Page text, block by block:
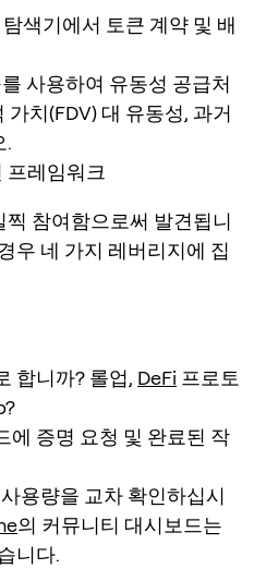
색기에서 토큰 계약 및 배
사용하여 유동성 공급처
치(FDV) 대 유동성, 과거
.
프레임워크
참여함으로써 발견됩니
우 네 가지 레버리지에 집
합니까? 롤업, DeFi 프로토
에 증명 요청 및 완료된 작
용량을 교차 확인하십시
의 커뮤니티 대시보드는
니다.